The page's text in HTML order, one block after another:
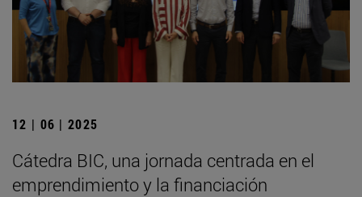
12 | 06 | 2025
Cátedra BIC, una jornada centrada en el
emprendimiento y la financiación